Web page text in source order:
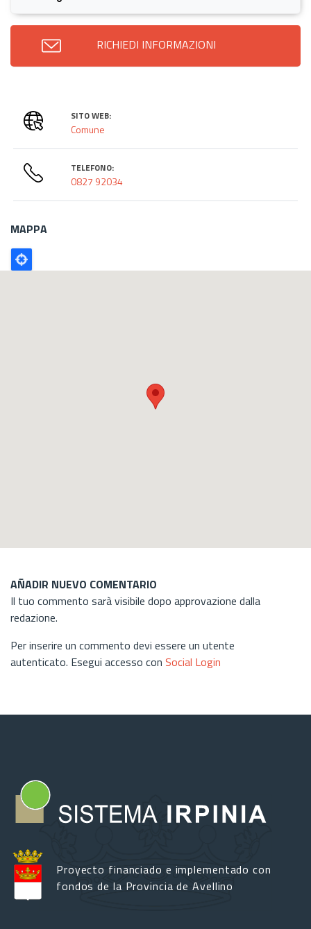
RICHIEDI INFORMAZIONI
SITO WEB:
Comune
TELEFONO:
0827 92034
MAPPA
Poligono
GEO
AÑADIR NUEVO COMENTARIO
Il tuo commento sarà visibile dopo approvazione dalla
redazione.
Per inserire un commento devi essere un utente
autenticato. Esegui accesso con Social Login
Proyecto financiado e implementado con
fondos de la Provincia de Avellino